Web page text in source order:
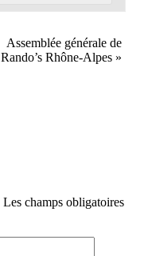
Assemblée générale de
Rando’s Rhône-Alpes »
Les champs obligatoires